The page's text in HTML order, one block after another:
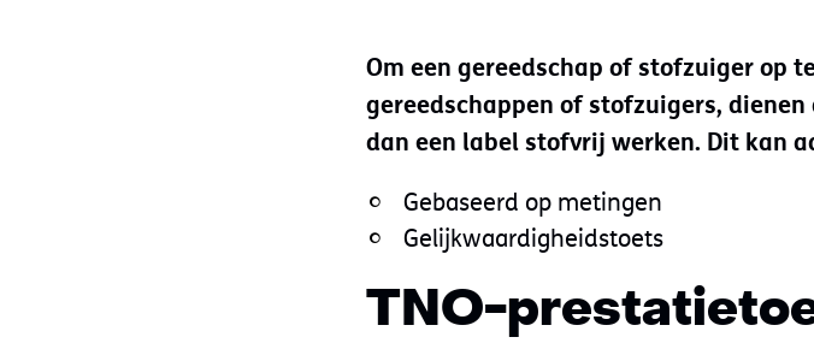
Om een gereedschap of stofzuiger op
gereedschappen of stofzuigers,
dan een label stofvrij werken. Dit kan
Gebaseerd op metingen
Gelijkwaardigheidstoets
TNO-